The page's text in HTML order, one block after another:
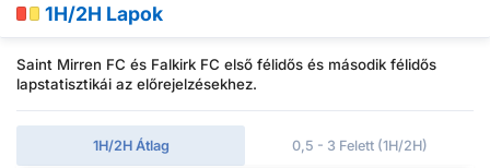
1H/2H Lapok
Saint Mirren FC és Falkirk FC első félidős és második félidős
lapstatisztikái az előrejelzésekhez.
1H/2H Átlag 0,5 - 3 Felett (1H/2H)